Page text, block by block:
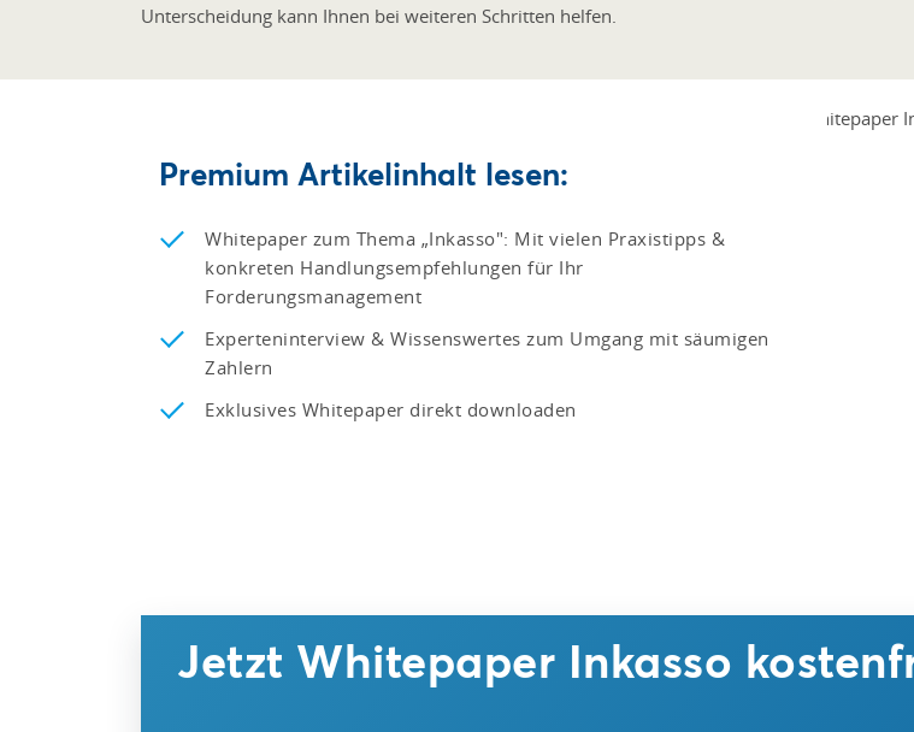
Unterscheidung kann Ihnen bei weiteren Schritten helfen.
Premium Artikelinhalt lesen:
Whitepaper zum Thema „Inkasso": Mit vielen Praxistipps &
konkreten Handlungsempfehlungen für Ihr
Forderungsmanagement
Experteninterview & Wissenswertes zum Umgang mit säumigen
Zahlern
Exklusives Whitepaper direkt downloaden
Jetzt Whitepaper Inkasso